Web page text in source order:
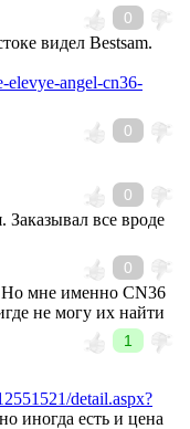
0
видел Bestsam.
elevye-angel-cn36-
0
0
Заказывал все вроде
0
Но мне именно CN36
не могу их найти
1
detail.aspx?
иногда есть и цена